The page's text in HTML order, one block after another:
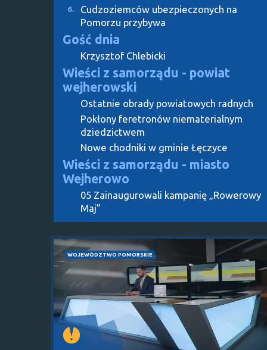
6.
Cudzoziemców ubezpieczonych na
Pomorzu przybywa
Gość dnia
Krzysztof Chlebicki
Wieści z samorządu - powiat
wejherowski
Ostatnie obrady powiatowych radnych
Pokłony feretronów niematerialnym
dziedzictwem
Nowe chodniki w gminie Łęczyce
Wieści z samorządu - miasto
Wejherowo
05 Zainaugurowali kampanię „Rowerowy
Maj”
WOJEWÓDZTWO POMORSKIE